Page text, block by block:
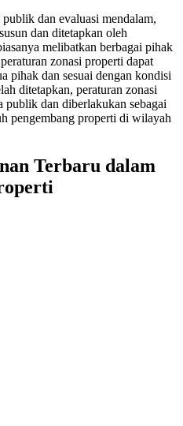
dan evaluasi mendalam,
dan ditetapkan oleh
melibatkan berbagai pihak
zonasi properti dapat
pihak dan sesuai dengan kondisi
ditetapkan, peraturan zonasi
publik dan diberlakukan sebagai
pengembang properti di wilayah
Terbaru dalam